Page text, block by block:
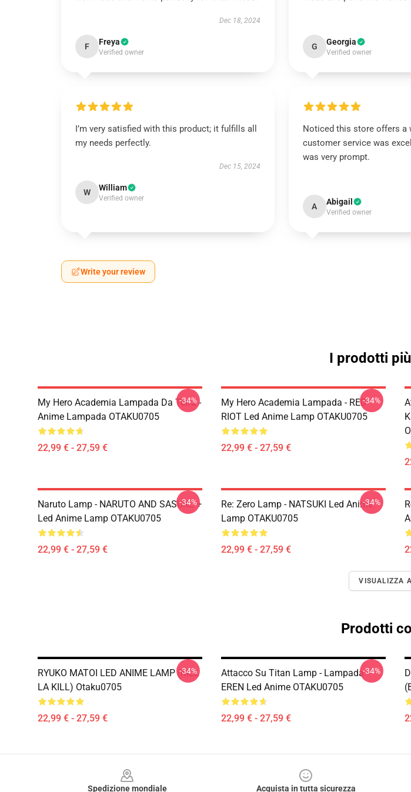
Dec 18, 2024
F Freya
Verified owner
G Georgia
Verified owner
I’m very satisfied with this product; it fulfills all
my needs perfectly.
Dec 15, 2024
W William
Verified owner
Noticed this store offers a
customer service was
was very prompt.
A Abigail
Verified owner
Write your review
I prodotti
My Hero Academia Lampada Da Terra -
Anime Lampada OTAKU0705
22,99 € - 27,59 €
-34%
My Hero Academia Lampada - RED
RIOT Led Anime Lamp OTAKU0705
22,99 € - 27,59 €
-34%
Naruto Lamp - NARUTO AND SASUKE +
Led Anime Lamp OTAKU0705
22,99 € - 27,59 €
-34%
Re: Zero Lamp - NATSUKI Led Anime
Lamp OTAKU0705
22,99 € - 27,59 €
-34%
VISUALIZZA
Prodotti
RYUKO MATOI LED ANIME LAMP (KILL
LA KILL) Otaku0705
22,99 € - 27,59 €
-34%
Attacco Su Titan Lamp - Lampada
EREN Led Anime OTAKU0705
22,99 € - 27,59 €
-34%
Spedizione mondiale Acquista in tutta sicurezza